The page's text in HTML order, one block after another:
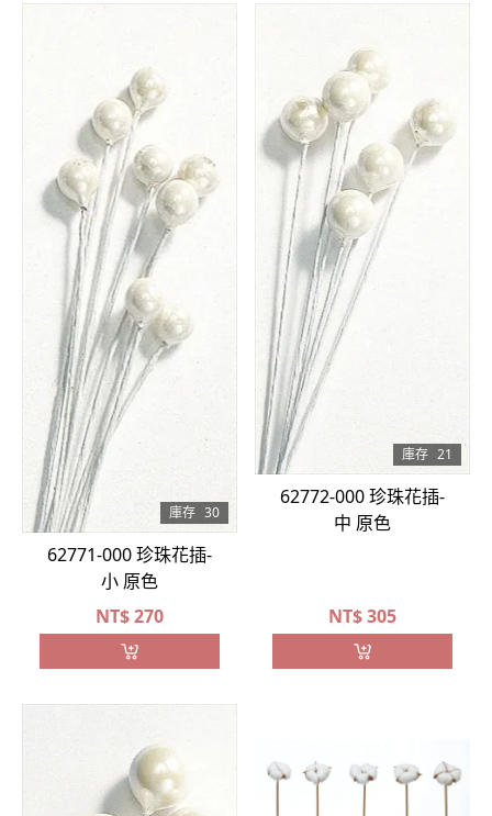
庫存 30
62771-000 珍珠花插-
小 原色
NT$270
庫存 21
62772-000 珍珠花插-
中 原色
NT$305